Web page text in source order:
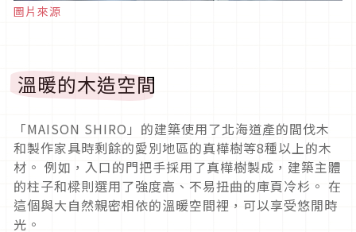
圖片來源
溫暖的木造空間
「MAISON SHIRO」的建築使用了北海道產的間伐木
和製作家具時剩餘的愛別地區的真樺樹等8種以上的木
材。 例如，入口的門把手採用了真樺樹製成，建築主體
的柱子和樑則選用了強度高、不易扭曲的庫頁冷杉。 在
這個與大自然親密相依的溫暖空間裡，可以享受悠閒時
光。